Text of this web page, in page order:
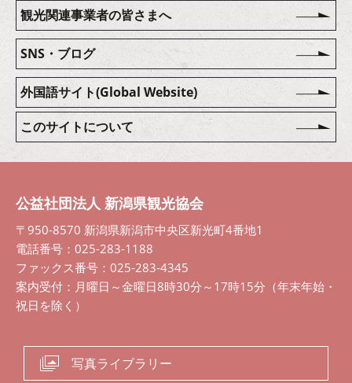
観光関連事業者の皆さまへ
SNS・ブログ
外国語サイト(Global Website)
このサイトについて
公益社団法人 新潟県観光協会
〒950-8570 新潟県新潟市中央区新光町4番地1
電話番号：025-283-1188
ファックス番号：025-283-4345
案内受付：月曜日～金曜日8時30分～17時15分（年末年始・
祝日を除く）
写真ライブラリー